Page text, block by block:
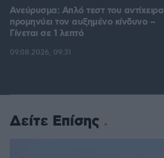
Ανεύρυσμα: Απλό τεστ του αντίχειρα
προμηνύει τον αυξημένο κίνδυνο –
Γίνεται σε 1 λεπτό
09.08.2026, 09:31
Δείτε Επίσης